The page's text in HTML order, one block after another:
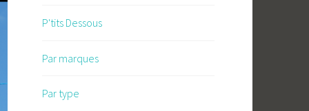
P'tits Dessous
Par marques
Par type